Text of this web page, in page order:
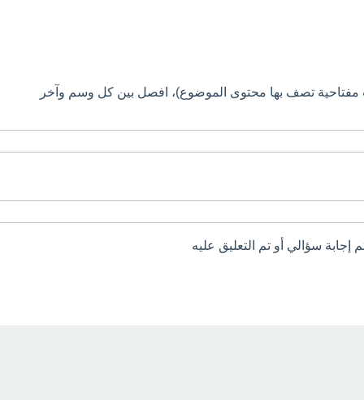
تصف بها محتوى الموضوع)، افصل بين كل وسم وآخر
إجابة سؤالي أو تم التعليق عليه